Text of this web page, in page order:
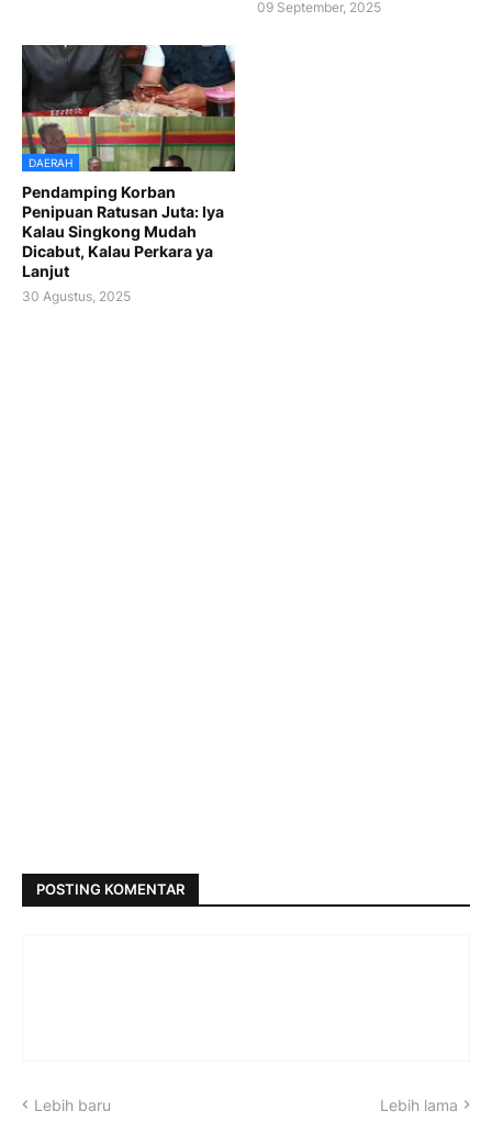
09 September, 2025
DAERAH
Pendamping Korban
Penipuan Ratusan Juta: Iya
Kalau Singkong Mudah
Dicabut, Kalau Perkara ya
Lanjut
30 Agustus, 2025
POSTING KOMENTAR
Lebih baru Lebih lama